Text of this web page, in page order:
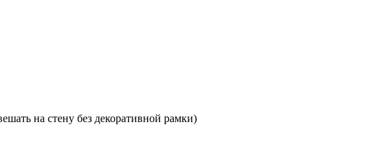
на стену без декоративной рамки)